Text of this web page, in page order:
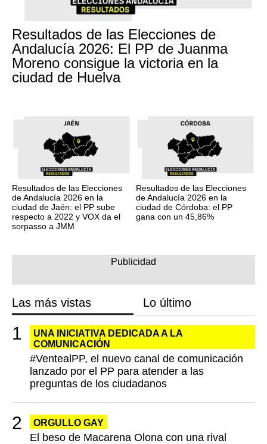
Resultados de las Elecciones de
Andalucía 2026: El PP de Juanma
Moreno consigue la victoria en la
ciudad de Huelva
Resultados de las Elecciones
de Andalucía 2026 en la
ciudad de Jaén: el PP sube
respecto a 2022 y VOX da el
sorpasso a JMM
Resultados de las Elecciones
de Andalucía 2026 en la
ciudad de Córdoba: el PP
gana con un 45,86%
Las más vistas Lo último
UNA INICIATIVA DEDICADA A LA
COMUNICACIÓN
#VentealPP, el nuevo canal de comunicación
lanzado por el PP para atender a las
preguntas de los ciudadanos
ORGULLO GAY
El beso de Macarena Olona con una rival